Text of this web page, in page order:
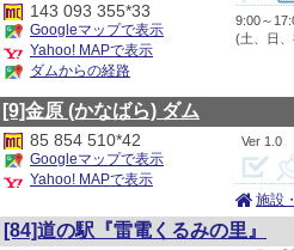
9:00～
(土、日
143 093 355*33
Googleマップで表示
Yahoo! MAPで表示
ダムからの経路
[9]金原 (かなばら) ダム
1.0
施設
85 854 510*42
Googleマップで表示
Yahoo! MAPで表示
[84]道の駅『雷電くるみの里』